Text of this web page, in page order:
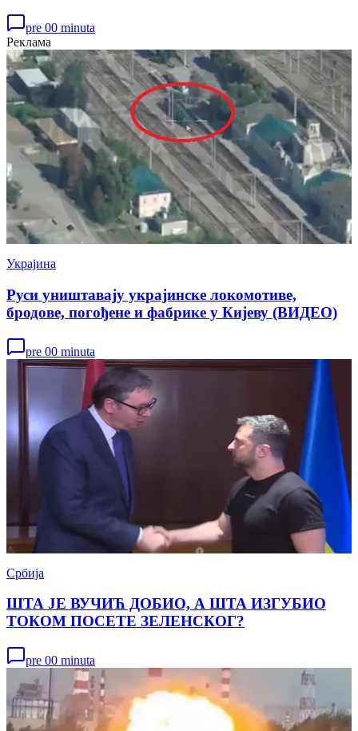
pre 00 minuta
Реклама
Украјина
Руси уништавају украјинске локомотиве,
бродове, погођене и фабрике у Кијеву (ВИДЕО)
pre 00 minuta
Србија
ШТА ЈЕ ВУЧИЋ ДОБИО, А ШТА ИЗГУБИО
ТОКОМ ПОСЕТЕ ЗЕЛЕНСКОГ?
pre 00 minuta